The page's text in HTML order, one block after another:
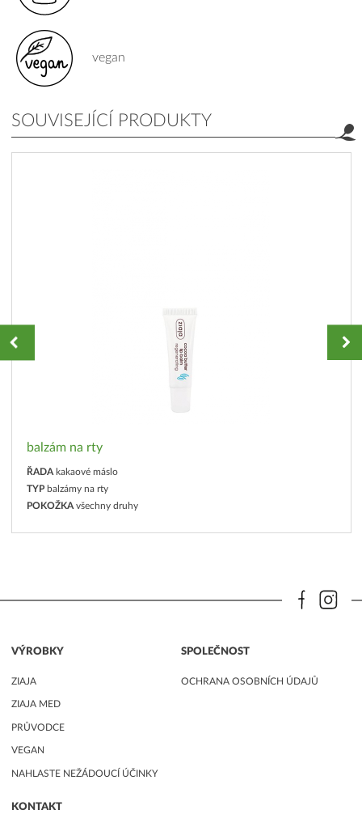
vegan
SOUVISEJÍCÍ PRODUKTY
balzám na rty
ŘADA kakaové máslo
TYP balzámy na rty
POKOŽKA všechny druhy
VÝROBKY
ZIAJA
ZIAJA MED
PRŮVODCE
VEGAN
NAHLASTE NEŽÁDOUCÍ ÚČINKY
SPOLEČNOST
OCHRANA OSOBNÍCH ÚDAJŮ
KONTAKT